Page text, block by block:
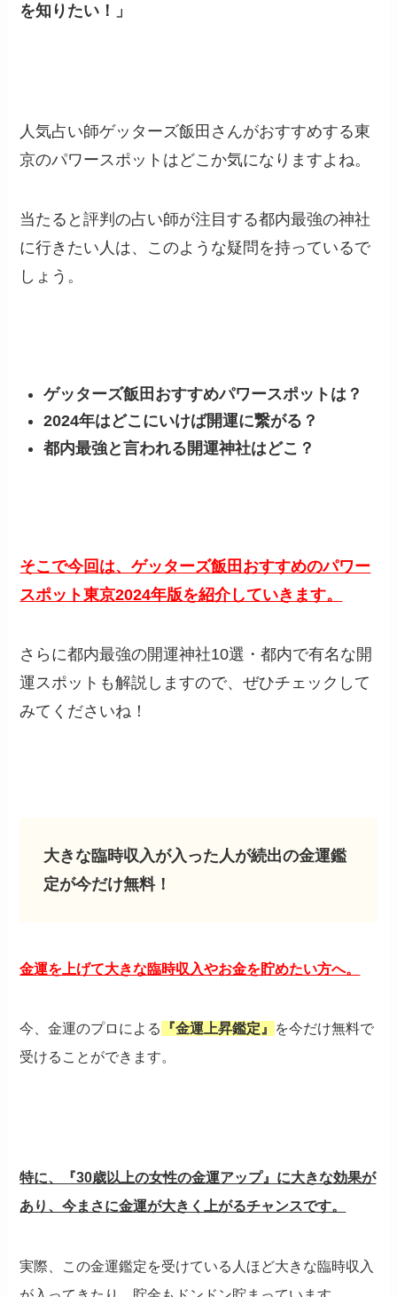
を知りたい！」
人気占い師ゲッターズ飯田さんがおすすめする東
京のパワースポットはどこか気になりますよね。
当たると評判の占い師が注目する都内最強の神社
に行きたい人は、このような疑問を持っているで
しょう。
ゲッターズ飯田おすすめパワースポットは？
2024年はどこにいけば開運に繋がる？
都内最強と言われる開運神社はどこ？
そこで今回は、ゲッターズ飯田おすすめのパワー
スポット東京2024年版を紹介していきます。
さらに都内最強の開運神社10選・都内で有名な開
運スポットも解説しますので、ぜひチェックして
みてくださいね！
大きな臨時収入が入った人が続出の金運鑑
定が今だけ無料！
金運を上げて大きな臨時収入やお金を貯めたい方へ。
今、金運のプロによる 『金運上昇鑑定』 を今だけ無料で
受けることができます。
特に、『30歳以上の女性の金運アップ』に大きな効果が
あり、今まさに金運が大きく上がるチャンスです。
実際、この金運鑑定を受けている人ほど大きな臨時収入